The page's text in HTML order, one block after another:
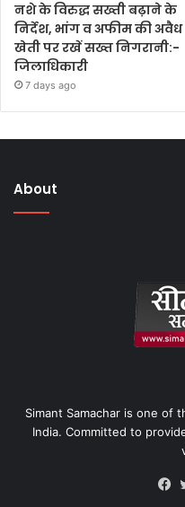
नशे के विरुद्ध सख्ती बढ़ाने के
निर्देश, भांग व अफीम की अवैध
खेती पर रखें सख्त निगरानी:-
जिलाधिकारी
7 days ago
About
Simant Samachar is one of
India. Committed to